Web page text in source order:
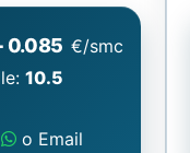
0.085 €/smc
10.5
o Email